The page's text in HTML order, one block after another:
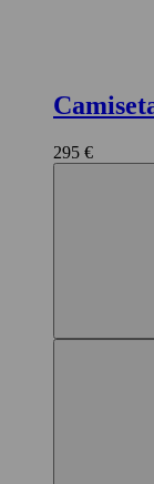
295 €